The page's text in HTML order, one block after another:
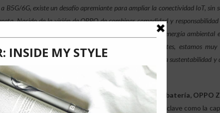
a B5G/6G, existe un desafío apremiante para ampliar la conectividad IoT, sin
Nacido de la visión de OPPO de combinar comodidad y
que se comunica con los smartphones utilizando energía ambiental
monitoreo medioambiental y otras funciones inteligentes, estamos
IoT. Hacia el futuro, OPPO continuará contribuyendo a la sustentabilidad
en el medio ambiente”
, agregó Zhou.
su primer prototipo de dispositivo IoT sin batería, OPPO
Power Communication. Aprovechando tecnologías clave como la